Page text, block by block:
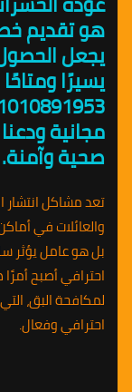
هو تقديم
يجعل
يسيرًا
مجانية
صحية وآمنة.
تعد مشاكل انتشار
والعائلات في
بل هو عامل يؤثر
احترافي أصبح أمرًا
لمكافحة البق،
احترافي وفعال.